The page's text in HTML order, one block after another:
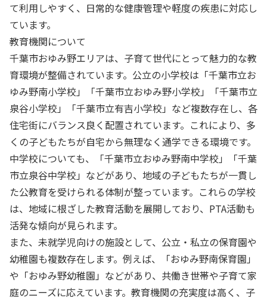
て利用しやすく、日常的な健康管理や軽度の疾患に対応し
ています。
教育機関について
千葉市おゆみ野エリアは、子育て世代にとって魅力的な教
育環境が整備されています。公立の小学校は「千葉市立お
ゆみ野南小学校」「千葉市立おゆみ野小学校」「千葉市立
泉谷小学校」「千葉市立有吉小学校」など複数存在し、各
住宅街にバランス良く配置されています。これにより、多
くの子どもたちが自宅から無理なく通学できる環境です。
中学校についても、「千葉市立おゆみ野南中学校」「千葉
市立泉谷中学校」などがあり、地域の子どもたちが一貫し
た公教育を受けられる体制が整っています。これらの学校
は、地域に根ざした教育活動を展開しており、PTA活動も
活発な傾向が見られます。
また、未就学児向けの施設として、公立・私立の保育園や
幼稚園も複数存在します。例えば、「おゆみ野南保育園」
や「おゆみ野幼稚園」などがあり、共働き世帯や子育て家
庭のニーズに応えています。教育機関の充実度は高く、子